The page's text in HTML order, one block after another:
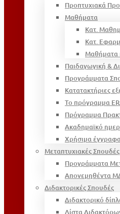
Προπτυχιακά
Μαθήματα
Κατ.
Κατ.
Μαθήματα
Παιδαγωγική &
Προγράμματα
Κατατακτήριες
Το πρόγραμμα
Πρόγραμμα
Ακαδημαϊκό
Χρήσιμα
Μεταπτυχιακές Σπουδές
Προγράμματα
Απονεμηθέντα
Διδακτορικές Σπουδές
Διδακτορικό
Λίστα